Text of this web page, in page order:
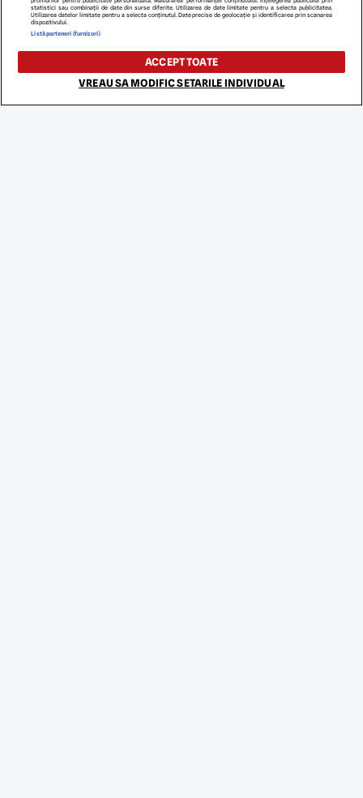
statistici sau combinații de date din surse diferite. Utilizarea de date limitate pentru a selecta publicitatea.
Utilizarea datelor limitate pentru a selecta conținutul. Date precise de geolocație și identificarea prin scanarea
dispozitivului.
Listă parteneri (furnizori)
ACCEPT TOATE
VREAU SA MODIFIC SETARILE INDIVIDUAL